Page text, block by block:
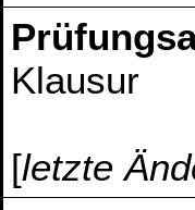
Klausur
[letzte